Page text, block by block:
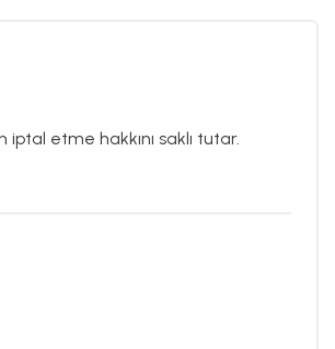
etme hakkını saklı tutar.